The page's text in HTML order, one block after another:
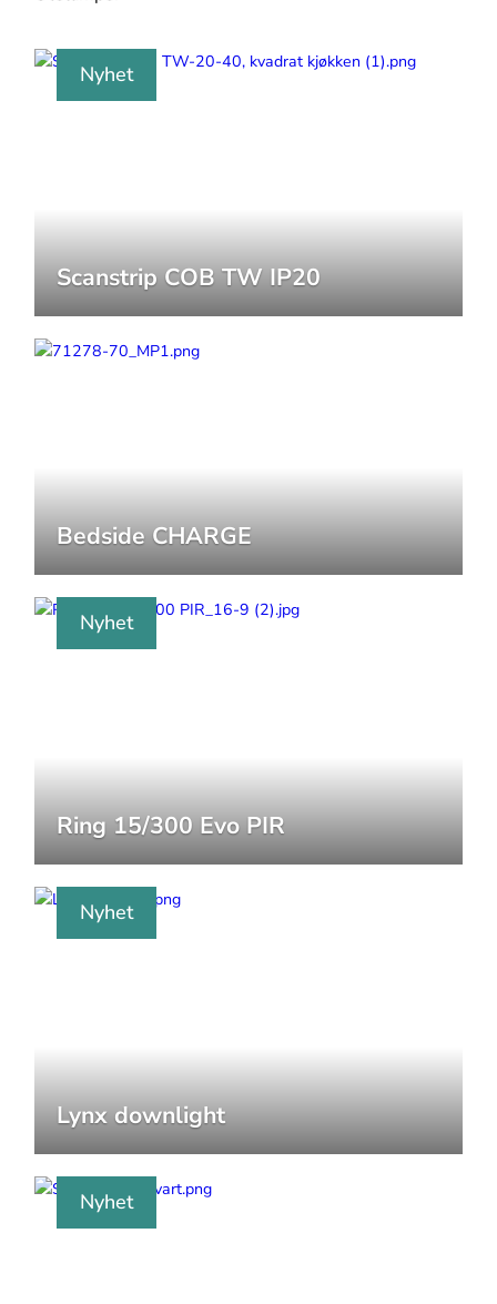
Nyhet
Scanstrip COB TW IP20
Bedside CHARGE
Nyhet
Ring 15/300 Evo PIR
Nyhet
Lynx downlight
Nyhet